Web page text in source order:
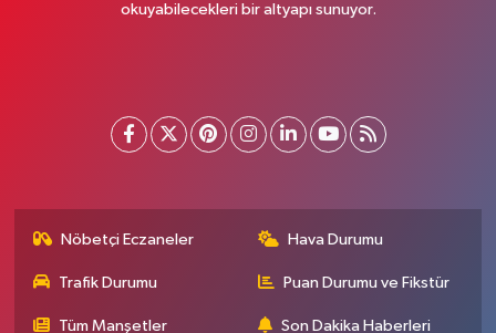
okuyabilecekleri bir altyapı sunuyor.
Nöbetçi Eczaneler Hava Durumu
Trafik Durumu Puan Durumu ve Fikstür
Tüm Manşetler Son Dakika Haberleri